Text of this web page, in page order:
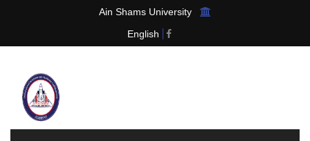
Ain Shams University
English